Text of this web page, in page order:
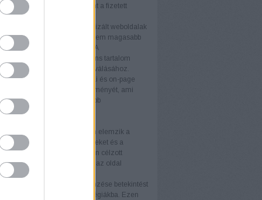
költséghatékonyabb, mint a fizetett
Az optimalizált weboldalak
több látogatót vonzanak, hanem magasabb
arányt is eredményeznek. A
kialakítás és a releváns tartalom
a látogatók vásárlókká válásához.
élmény
A technikai és on-page
a weboldal felhasználói élményét, ami
látogatási időt és alacsonyabb
arányt eredményez.
Az SEO-auditok átfogóan elemzik a
állapotát, feltárva az erősségeket és a
területeket. Az auditok alapján célzott
végezhet, amelyek növelik az oldal
A versenytársak elemzése betekintést
trendekbe és sikeres stratégiákba. Ezen